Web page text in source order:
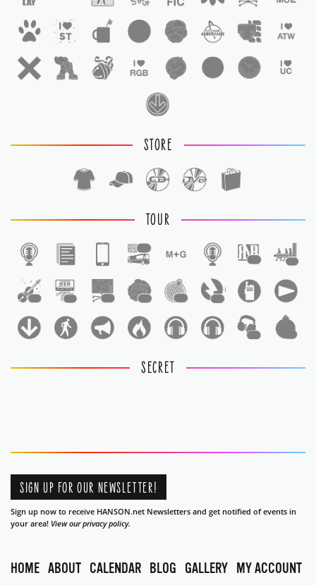
STORE
TOUR
SECRET
SIGN UP FOR OUR NEWSLETTER!
Sign up now to receive HANSON.net Newsletters and get notified of events in
your area! View our privacy policy.
HOME ABOUT CALENDAR BLOG GALLERY MY ACCOUNT